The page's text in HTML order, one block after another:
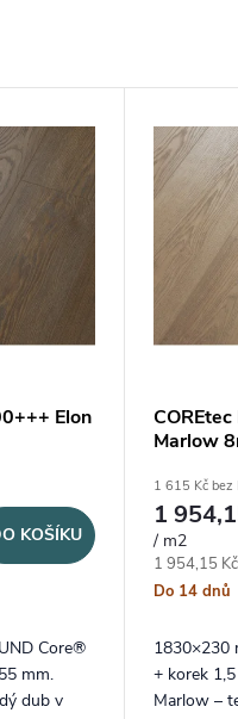
Elon
KOŠÍKU
Core®
mm.
dub v
Marlow
1 615 Kč bez
1
/ m2
Měrná cena:
1 954,15
Do 14 dnů
1830×230
+ korek
Marlow –